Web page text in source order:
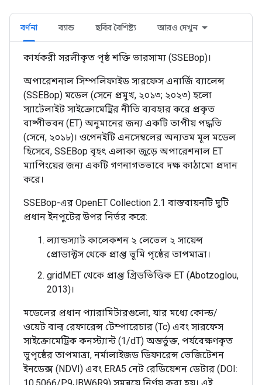
বর্ণনা ব্যান্ড ছবির বৈশিষ্ট্য আরও দেখুন
কার্যকরী সরলীকৃত পৃষ্ঠ শক্তি ভারসাম্য (SSEBop)।
অপারেশনাল সিম্পলিফাইড সারফেস এনার্জি ব্যালেন্স
(SSEBop) মডেল (সেনে প্রমুখ, ২০১৩; ২০২৩) হলো
স্যাটেলাইট সাইক্রোমেট্রির নীতি ব্যবহার করে প্রকৃত
বাষ্পীভবন (ET) অনুমানের জন্য একটি তাপীয় পদ্ধতি
(সেনে, ২০১৮)। ওপেনইটি এনসেম্বলের অন্যতম মূল মডেল
হিসেবে, SSEBop বৃহৎ এলাকা জুড়ে অপারেশনাল ET
ম্যাপিংয়ের জন্য একটি গণনাগতভাবে দক্ষ কাঠামো প্রদান
করে।
SSEBop-এর OpenET Collection 2.1 বাস্তবায়নটি দুটি
প্রধান ইনপুটের উপর নির্ভর করে:
ল্যান্ডস্যাট কালেকশন ২ লেভেল ২ সায়েন্স
প্রোডাক্টস থেকে প্রাপ্ত ভূমি পৃষ্ঠের তাপমাত্রা।
gridMET থেকে প্রাপ্ত গ্রিডভিত্তিক ET (Abotzoglou,
2013)।
মডেলের প্রধান প্যারামিটারগুলো, যার মধ্যে কোল্ড/
ওয়েট বাল্ব রেফারেন্স টেম্পারেচার (Tc) এবং সারফেস
সাইক্রোমেট্রিক কনস্ট্যান্ট (1/dT) অন্তর্ভুক্ত, পর্যবেক্ষণকৃত
ভূপৃষ্ঠের তাপমাত্রা, নর্মালাইজড ডিফারেন্স ভেজিটেশন
ইনডেক্স (NDVI) এবং ERA5 নেট রেডিয়েশন ডেটার (DOI: